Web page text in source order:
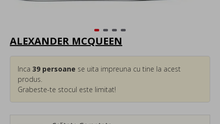
ALEXANDER MCQUEEN
Inca 39 persoane se uita impreuna cu tine la acest
produs.
Grabeste-te stocul este limitat!